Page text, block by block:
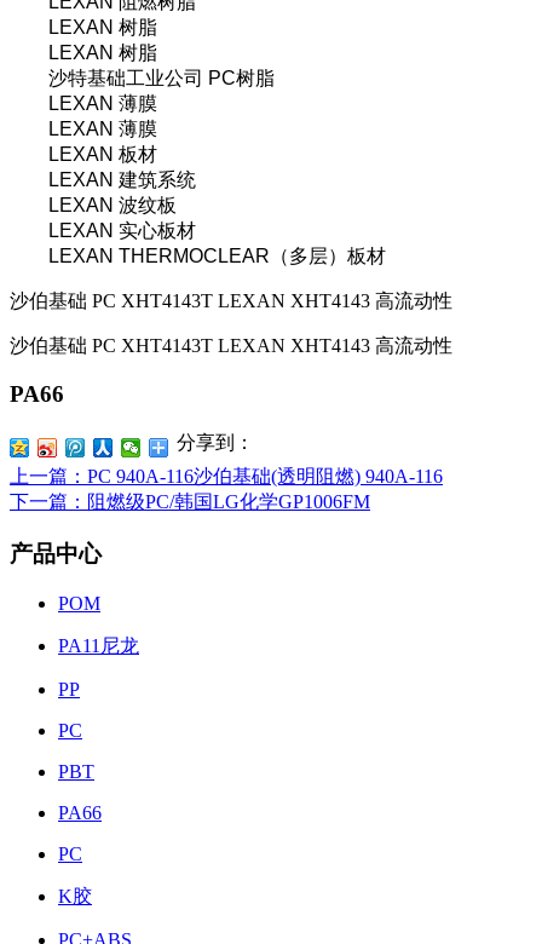
LEXAN 树脂
LEXAN 树脂
沙特基础工业公司 PC树脂
LEXAN 薄膜
LEXAN 薄膜
LEXAN 板材
LEXAN 建筑系统
LEXAN 波纹板
LEXAN 实心板材
LEXAN THERMOCLEAR（多层）板材
沙伯基础 PC XHT4143T LEXAN XHT4143 高流动性
沙伯基础 PC XHT4143T LEXAN XHT4143 高流动性
PA66
分享到：
上一篇 ：PC 940A-116沙伯基础(透明阻燃) 940A-116
下一篇 ：阻燃级PC/韩国LG化学GP1006FM
产品中心
POM
PA11尼龙
PP
PC
PBT
PA66
PC
K胶
PC+ABS